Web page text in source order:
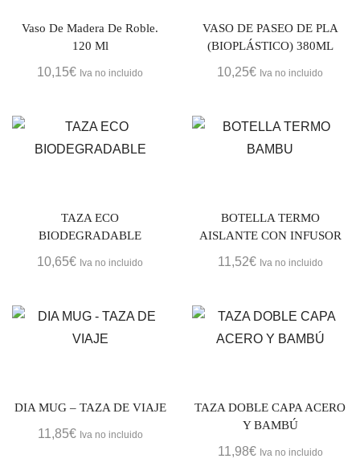
Vaso De Madera De Roble.
120 Ml
10,15€ Iva no incluido
VASO DE PASEO DE PLA
(BIOPLÁSTICO) 380ML
10,25€ Iva no incluido
TAZA ECO
BIODEGRADABLE
10,65€ Iva no incluido
BOTELLA TERMO
AISLANTE CON INFUSOR
11,52€ Iva no incluido
DIA MUG – TAZA DE VIAJE
11,85€ Iva no incluido
TAZA DOBLE CAPA ACERO
Y BAMBÚ
11,98€ Iva no incluido